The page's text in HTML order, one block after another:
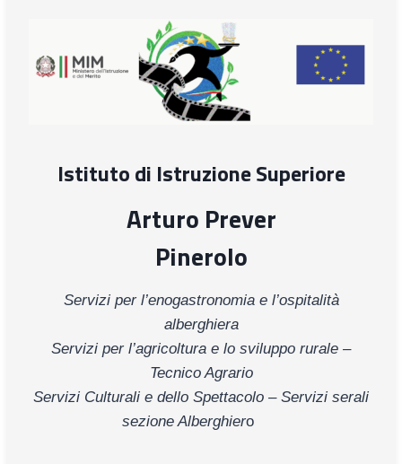
Istituto di Istruzione Superiore
Arturo Prever
Pinerolo
Servizi per l’enogastronomia e l’ospitalità
alberghiera
Servizi per l’agricoltura e lo sviluppo rurale –
Tecnico Agrario
Servizi Culturali e dello Spettacolo – Servizi serali
sezione Alberghiero